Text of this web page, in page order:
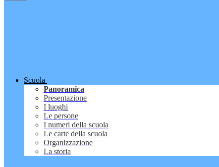
Scuola
Panoramica
Presentazione
I luoghi
Le persone
I numeri della scuola
Le carte della scuola
Organizzazione
La storia